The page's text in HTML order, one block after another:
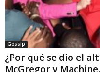
Gossip
¿Por qué se dio el
McGregor y